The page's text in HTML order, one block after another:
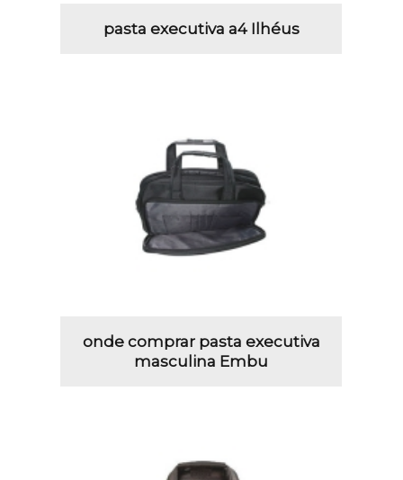
pasta executiva a4 Ilhéus
onde comprar pasta executiva
masculina Embu